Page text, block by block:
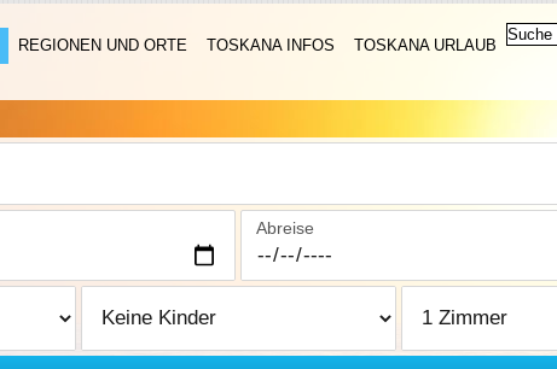
REGIONEN UND ORTE TOSKANA INFOS TOSKANA URLAUB
Abreise